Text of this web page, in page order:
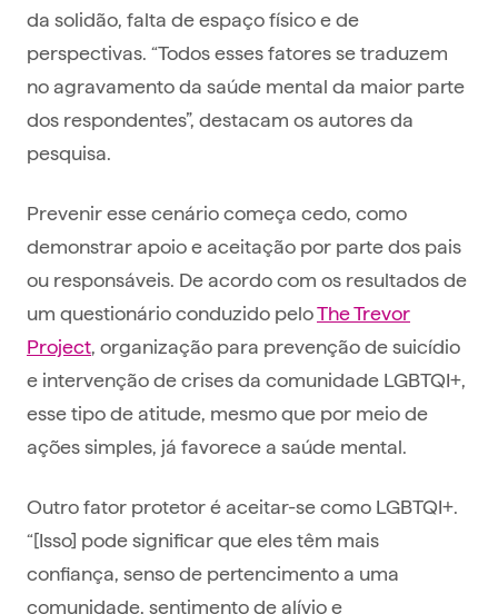
da solidão, falta de espaço físico e de
perspectivas. “Todos esses fatores se traduzem
no agravamento da saúde mental da maior parte
dos respondentes”, destacam os autores da
pesquisa.
Prevenir esse cenário começa cedo, como
demonstrar apoio e aceitação por parte dos pais
ou responsáveis. De acordo com os resultados de
um questionário conduzido peloThe Trevor
Project, organização para prevenção de suicídio
e intervenção de crises da comunidade LGBTQI+,
esse tipo de atitude, mesmo que por meio de
ações simples, já favorece a saúde mental.
Outro fator protetor é aceitar-se como LGBTQI+.
“[Isso] pode significar que eles têm mais
confiança, senso de pertencimento a uma
comunidade, sentimento de alívio e